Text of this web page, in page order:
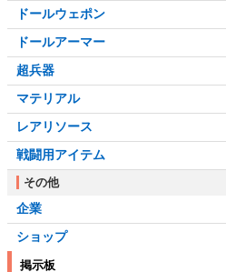
ドールウェポン
ドールアーマー
超兵器
マテリアル
レアリソース
戦闘用アイテム
その他
企業
ショップ
掲示板